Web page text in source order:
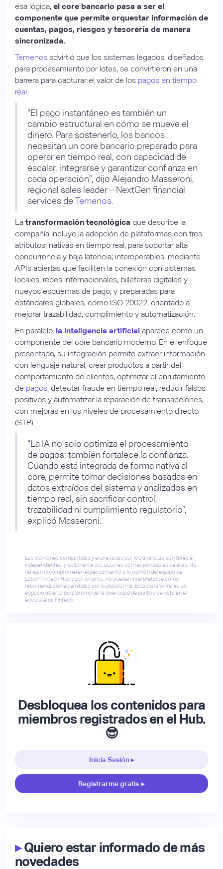
esa lógica, el core bancario pasa a ser el
componente que permite orquestar información de
cuentas, pagos, riesgos y tesorería de manera
sincronizada.
Temenos sdvirtió que los sistemas legados, diseñados
para procesamiento por lotes, se convirtieron en una
barrera para capturar el valor de los pagos en tiempo
real.
“El pago instantáneo es también un
cambio estructural en cómo se mueve el
dinero. Para sostenerlo, los bancos
necesitan un core bancario preparado para
operar en tiempo real, con capacidad de
escalar, integrarse y garantizar confianza en
cada operación”, dijo Alejandro Masseroni,
regional sales leader – NextGen financial
services deTemenos.
La transformación tecnológica que describe la
compañía incluye la adopción de plataformas con tres
atributos: nativas en tiempo real, para soportar alta
concurrencia y baja latencia; interoperables, mediante
APIs abiertas que faciliten la conexión con sistemas
locales, redes internacionales, billeteras digitales y
nuevos esquemas de pago; y preparadas para
estándares globales, como ISO 20022, orientado a
mejorar trazabilidad, cumplimiento y automatización.
En paralelo, la inteligencia artificial aparece como un
componente del core bancario moderno. En el enfoque
presentado, su integración permite extraer información
con lenguaje natural, crear productos a partir del
comportamiento de clientes, optimizar el enrutamiento
de pagos, detectar fraude en tiempo real, reducir falsos
positivos y automatizar la reparación de transacciones,
con mejoras en los niveles de procesamiento directo
(STP).
“La IA no solo optimiza el procesamiento
de pagos; también fortalece la confianza.
Cuando está integrada de forma nativa al
core, permite tomar decisiones basadas en
datos extraídos del sistema y analizados en
tiempo real, sin sacrificar control,
trazabilidad ni cumplimiento regulatorio”,
explicó Masseroni.
Las opiniones compartidas y expresadas por los analistas son libres e
independientes, y solamente sus autores son responsables de ellas. No
reflejan ni comprometen el pensamiento o la opinión del equipo de
Latam Fintech Hub y, por lo tanto, no pueden interpretarse como
recomendaciones emitidas por la plataforma. Esta plataforma es un
espacio abierto para promover la diversidad de puntos de vista en el
ecosistema Fintech.
Desbloquea los contenidos para
miembros registrados en el Hub.
😎
Inicia Sesión ▸
Registrarme gratis ▸
▸Quiero estar informado de más
novedades